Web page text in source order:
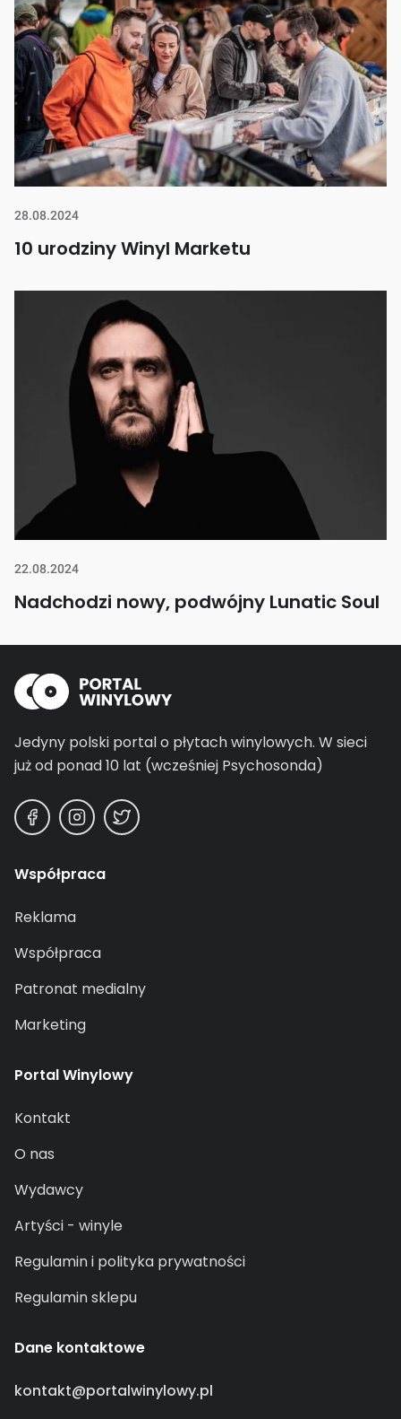
28.08.2024
10 urodziny Winyl Marketu
22.08.2024
Nadchodzi nowy, podwójny Lunatic Soul
Jedyny polski portal o płytach winylowych. W sieci
już od ponad 10 lat (wcześniej Psychosonda)
Współpraca
Reklama
Współpraca
Patronat medialny
Marketing
Portal Winylowy
Kontakt
O nas
Wydawcy
Artyści - winyle
Regulamin i polityka prywatności
Regulamin sklepu
Dane kontaktowe
kontakt@portalwinylowy.pl